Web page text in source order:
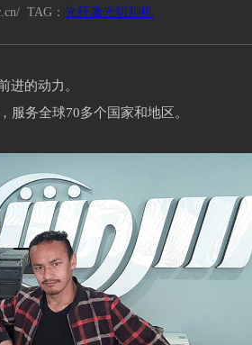
TAG：光纤激光切割机
进的动力。
服务全球70多个国家和地区。